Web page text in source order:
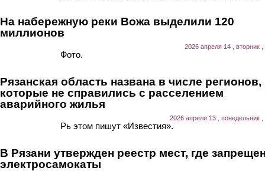
На набережную реки Вожа выделили 120
миллионов
2026 апреля 14 , вторник ,
Фото.
Рязанская область названа в числе регионов,
которые не справились с расселением
аварийного жилья
2026 апреля 13 , понедельник ,
Рь этом пишут «Известия».
В Рязани утвержден реестр мест, где
электросамокаты